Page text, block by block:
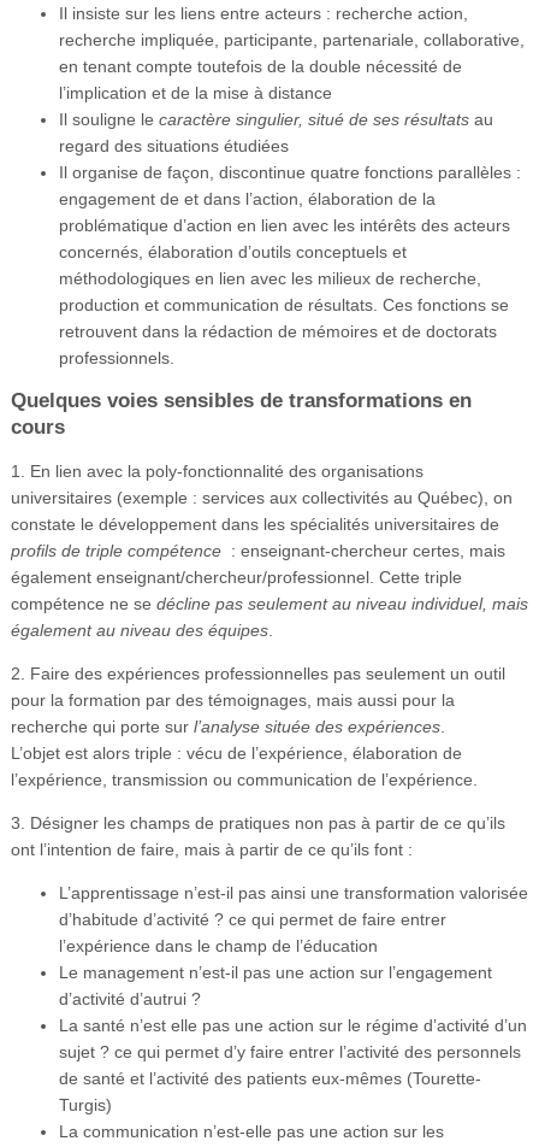
Il insiste sur les liens entre acteurs : recherche action,
recherche impliquée, participante, partenariale, collaborative,
en tenant compte toutefois de la double nécessité de
l’implication et de la mise à distance
Il souligne le caractère singulier, situé de ses résultats au
regard des situations étudiées
Il organise de façon, discontinue quatre fonctions parallèles :
engagement de et dans l’action, élaboration de la
problématique d’action en lien avec les intérêts des acteurs
concernés, élaboration d’outils conceptuels et
méthodologiques en lien avec les milieux de recherche,
production et communication de résultats. Ces fonctions se
retrouvent dans la rédaction de mémoires et de doctorats
professionnels.
Quelques voies sensibles de transformations en
cours
1. En lien avec la poly-fonctionnalité des organisations
universitaires (exemple : services aux collectivités au Québec), on
constate le développement dans les spécialités universitaires de
profils de triple compétence : enseignant-chercheur certes, mais
également enseignant/chercheur/professionnel. Cette triple
compétence ne se décline pas seulement au niveau individuel, mais
également au niveau des équipes.
2. Faire des expériences professionnelles pas seulement un outil
pour la formation par des témoignages, mais aussi pour la
recherche qui porte sur l’analyse située des expériences.
L’objet est alors triple : vécu de l’expérience, élaboration de
l’expérience, transmission ou communication de l’expérience.
3. Désigner les champs de pratiques non pas à partir de ce qu’ils
ont l’intention de faire, mais à partir de ce qu’ils font :
L’apprentissage n’est-il pas ainsi une transformation valorisée
d’habitude d’activité ? ce qui permet de faire entrer
l’expérience dans le champ de l’éducation
Le management n’est-il pas une action sur l’engagement
d’activité d’autrui ?
La santé n’est elle pas une action sur le régime d’activité d’un
sujet ? ce qui permet d’y faire entrer l’activité des personnels
de santé et l’activité des patients eux-mêmes (Tourette-
Turgis)
La communication n’est-elle pas une action sur les